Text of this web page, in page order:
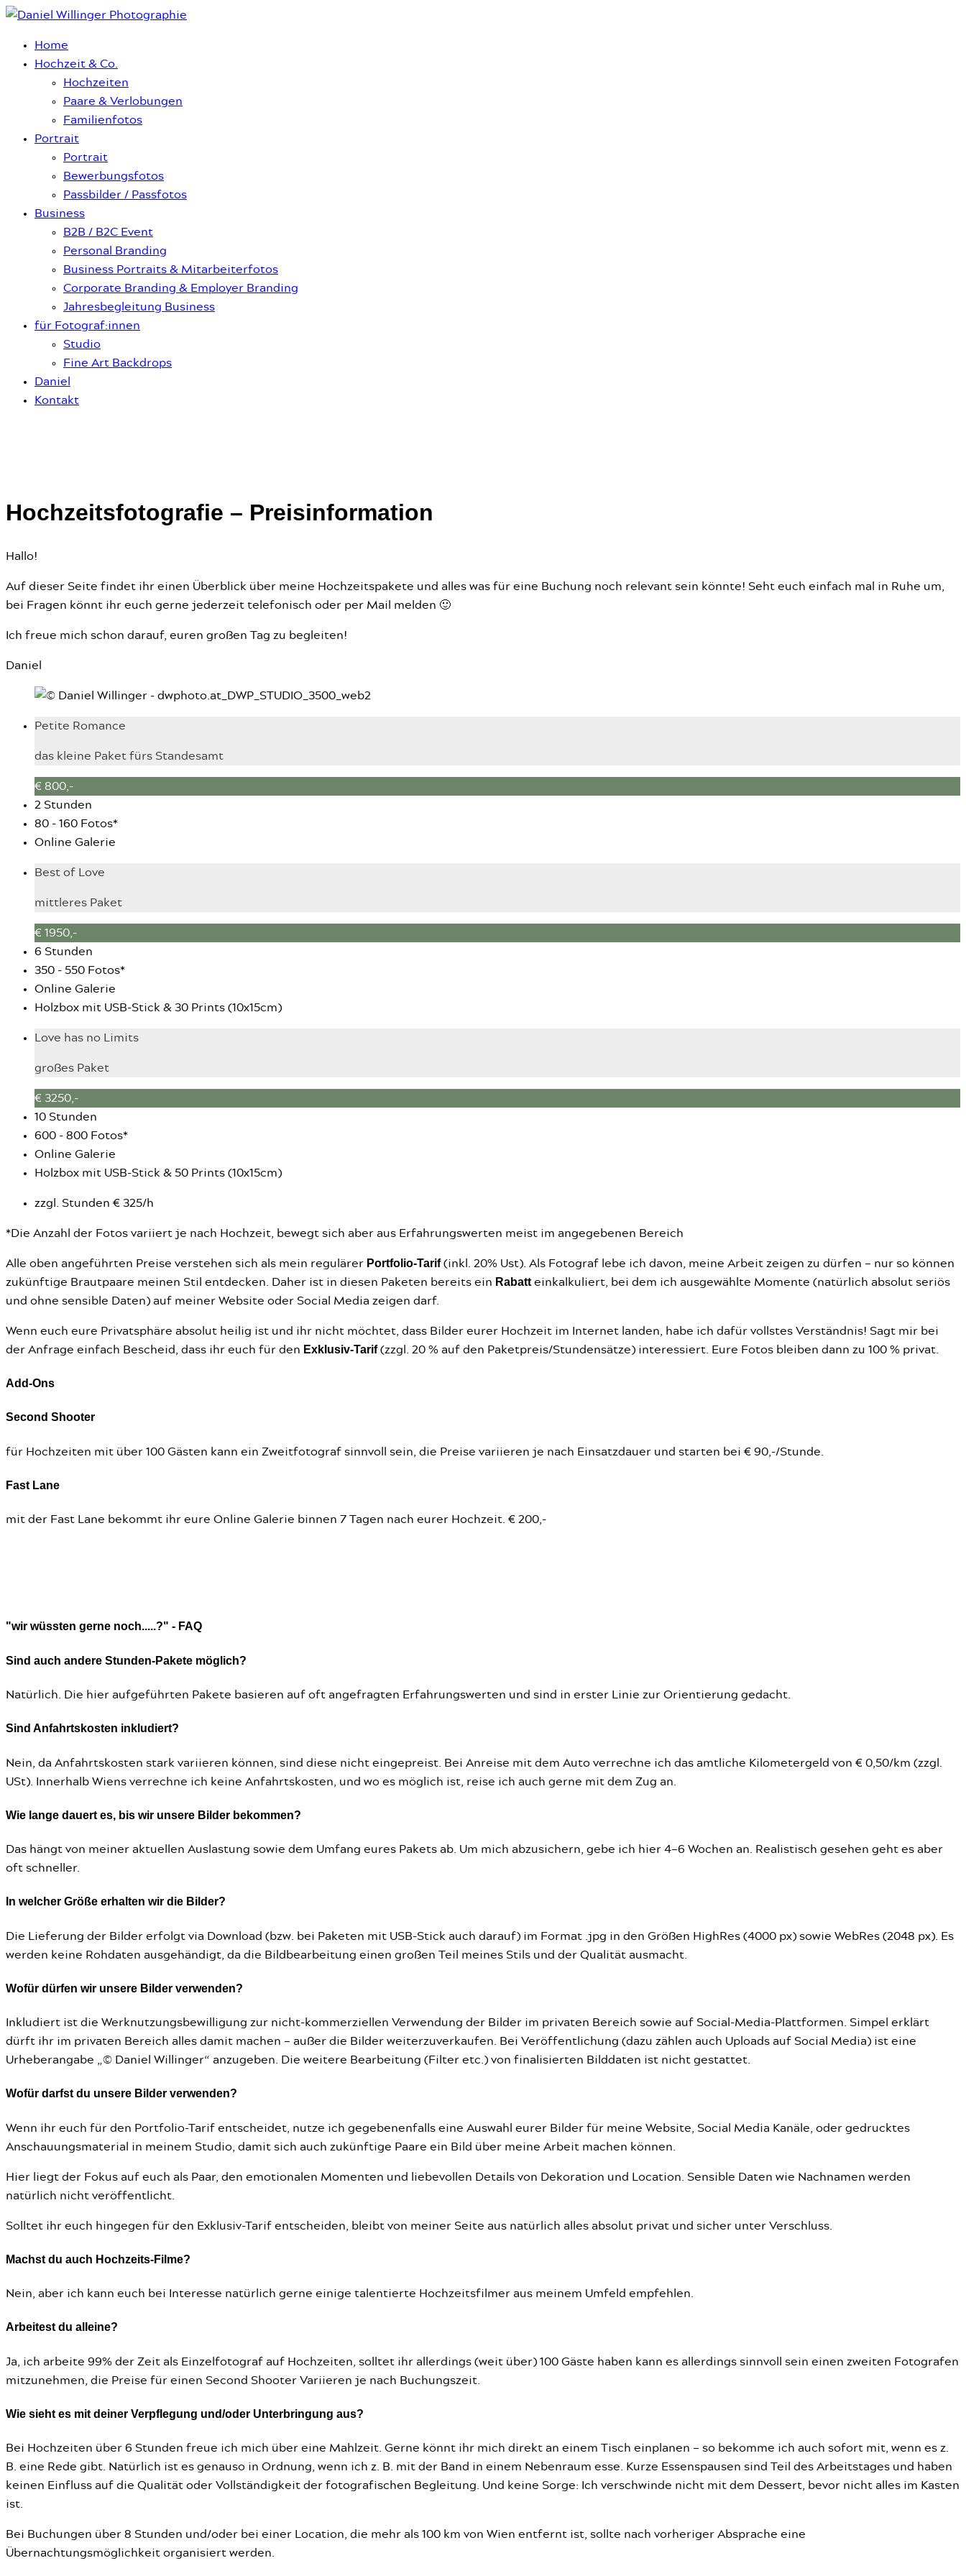
Home
Hochzeit & Co.
Hochzeiten
Paare & Verlobungen
Familienfotos
Portrait
Portrait
Bewerbungsfotos
Passbilder / Passfotos
Business
B2B / B2C Event
Personal Branding
Business Portraits & Mitarbeiterfotos
Corporate Branding & Employer Branding
Jahresbegleitung Business
für Fotograf:innen
Studio
Fine Art Backdrops
Daniel
Kontakt
Hochzeitsfotografie – Preisinformation
Hallo!
Auf dieser Seite findet ihr einen Überblick über meine Hochzeitspakete und alles was für eine Buchung noch relevant sein könnte! Seht euch einfach mal in Ruhe um,
bei Fragen könnt ihr euch gerne jederzeit telefonisch oder per Mail melden 🙂
Ich freue mich schon darauf, euren großen Tag zu begleiten!
Daniel
Petite Romance
das kleine Paket fürs Standesamt
€ 800,-
2 Stunden
80 - 160 Fotos*
Online Galerie
Best of Love
mittleres Paket
€ 1950,-
6 Stunden
350 - 550 Fotos*
Online Galerie
Holzbox mit USB-Stick & 30 Prints (10x15cm)
Love has no Limits
großes Paket
€ 3250,-
10 Stunden
600 - 800 Fotos*
Online Galerie
Holzbox mit USB-Stick & 50 Prints (10x15cm)
zzgl. Stunden € 325/h
*Die Anzahl der Fotos variiert je nach Hochzeit, bewegt sich aber aus Erfahrungswerten meist im angegebenen Bereich
Alle oben angeführten Preise verstehen sich als mein regulärer Portfolio-Tarif(inkl. 20% Ust). Als Fotograf lebe ich davon, meine Arbeit zeigen zu dürfen – nur so können
zukünftige Brautpaare meinen Stil entdecken. Daher ist in diesen Paketen bereits ein Rabatt einkalkuliert, bei dem ich ausgewählte Momente (natürlich absolut seriös
und ohne sensible Daten) auf meiner Website oder Social Media zeigen darf.
Wenn euch eure Privatsphäre absolut heilig ist und ihr nicht möchtet, dass Bilder eurer Hochzeit im Internet landen, habe ich dafür vollstes Verständnis! Sagt mir bei
der Anfrage einfach Bescheid, dass ihr euch für den Exklusiv-Tarif(zzgl. 20 % auf den Paketpreis/Stundensätze) interessiert. Eure Fotos bleiben dann zu 100 % privat.
Add-Ons
Second Shooter
für Hochzeiten mit über 100 Gästen kann ein Zweitfotograf sinnvoll sein, die Preise variieren je nach Einsatzdauer und starten bei € 90,-/Stunde.
Fast Lane
mit der Fast Lane bekommt ihr eure Online Galerie binnen 7 Tagen nach eurer Hochzeit. € 200,-
"wir wüssten gerne noch.....?" - FAQ
Sind auch andere Stunden-Pakete möglich?
Natürlich. Die hier aufgeführten Pakete basieren auf oft angefragten Erfahrungswerten und sind in erster Linie zur Orientierung gedacht.
Sind Anfahrtskosten inkludiert?
Nein, da Anfahrtskosten stark variieren können, sind diese nicht eingepreist. Bei Anreise mit dem Auto verrechne ich das amtliche Kilometergeld von € 0,50/km (zzgl.
USt). Innerhalb Wiens verrechne ich keine Anfahrtskosten, und wo es möglich ist, reise ich auch gerne mit dem Zug an.
Wie lange dauert es, bis wir unsere Bilder bekommen?
Das hängt von meiner aktuellen Auslastung sowie dem Umfang eures Pakets ab. Um mich abzusichern, gebe ich hier 4–6 Wochen an. Realistisch gesehen geht es aber
oft schneller.
In welcher Größe erhalten wir die Bilder?
Die Lieferung der Bilder erfolgt via Download (bzw. bei Paketen mit USB-Stick auch darauf) im Format .jpg in den Größen HighRes (4000 px) sowie WebRes (2048 px). Es
werden keine Rohdaten ausgehändigt, da die Bildbearbeitung einen großen Teil meines Stils und der Qualität ausmacht.
Wofür dürfen wir unsere Bilder verwenden?
Inkludiert ist die Werknutzungsbewilligung zur nicht-kommerziellen Verwendung der Bilder im privaten Bereich sowie auf Social-Media-Plattformen. Simpel erklärt
dürft ihr im privaten Bereich alles damit machen – außer die Bilder weiterzuverkaufen. Bei Veröffentlichung (dazu zählen auch Uploads auf Social Media) ist eine
Urheberangabe „© Daniel Willinger“ anzugeben. Die weitere Bearbeitung (Filter etc.) von finalisierten Bilddaten ist nicht gestattet.
Wofür darfst du unsere Bilder verwenden?
Wenn ihr euch für den Portfolio-Tarif entscheidet, nutze ich gegebenenfalls eine Auswahl eurer Bilder für meine Website, Social Media Kanäle, oder gedrucktes
Anschauungsmaterial in meinem Studio, damit sich auch zukünftige Paare ein Bild über meine Arbeit machen können.
Hier liegt der Fokus auf euch als Paar, den emotionalen Momenten und liebevollen Details von Dekoration und Location. Sensible Daten wie Nachnamen werden
natürlich nicht veröffentlicht.
Solltet ihr euch hingegen für den Exklusiv-Tarif entscheiden, bleibt von meiner Seite aus natürlich alles absolut privat und sicher unter Verschluss.
Machst du auch Hochzeits-Filme?
Nein, aber ich kann euch bei Interesse natürlich gerne einige talentierte Hochzeitsfilmer aus meinem Umfeld empfehlen.
Arbeitest du alleine?
Ja, ich arbeite 99% der Zeit als Einzelfotograf auf Hochzeiten, solltet ihr allerdings (weit über) 100 Gäste haben kann es allerdings sinnvoll sein einen zweiten Fotografen
mitzunehmen, die Preise für einen Second Shooter Variieren je nach Buchungszeit.
Wie sieht es mit deiner Verpflegung und/oder Unterbringung aus?
Bei Hochzeiten über 6 Stunden freue ich mich über eine Mahlzeit. Gerne könnt ihr mich direkt an einem Tisch einplanen – so bekomme ich auch sofort mit, wenn es z.
B. eine Rede gibt. Natürlich ist es genauso in Ordnung, wenn ich z. B. mit der Band in einem Nebenraum esse. Kurze Essenspausen sind Teil des Arbeitstages und haben
keinen Einfluss auf die Qualität oder Vollständigkeit der fotografischen Begleitung. Und keine Sorge: Ich verschwinde nicht mit dem Dessert, bevor nicht alles im Kasten
ist.
Bei Buchungen über 8 Stunden und/oder bei einer Location, die mehr als 100 km von Wien entfernt ist, sollte nach vorheriger Absprache eine
Übernachtungsmöglichkeit organisiert werden.